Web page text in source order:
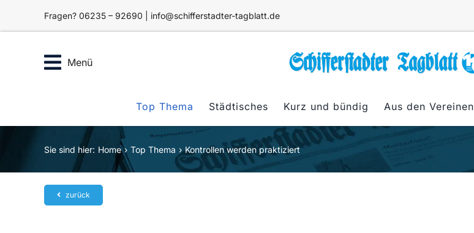
Fragen? 06235 – 92690 | info@schifferstadter-tagblatt.de
Menü
Top Thema Städtisches Kurz und bündig Aus den Vereinen
Sie sind hier: Home Top Thema Kontrollen werden praktiziert
zurück